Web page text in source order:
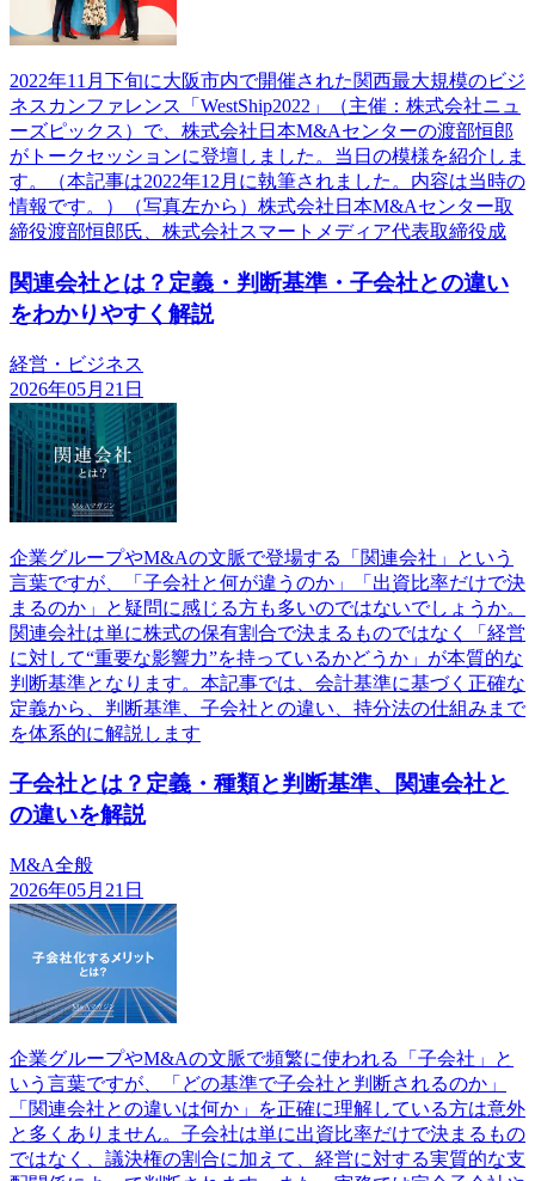
2022年11月下旬に大阪市内で開催された関西最大規模のビジ
ネスカンファレンス「WestShip2022」（主催：株式会社ニュ
ーズピックス）で、株式会社日本M&Aセンターの渡部恒郎
がトークセッションに登壇しました。当日の模様を紹介しま
す。（本記事は2022年12月に執筆されました。内容は当時の
情報です。）（写真左から）株式会社日本M&Aセンター取
締役渡部恒郎氏、株式会社スマートメディア代表取締役成
関連会社とは？定義・判断基準・子会社との違い
をわかりやすく解説
経営・ビジネス
2026年05月21日
企業グループやM&Aの文脈で登場する「関連会社」という
言葉ですが、「子会社と何が違うのか」「出資比率だけで決
まるのか」と疑問に感じる方も多いのではないでしょうか。
関連会社は単に株式の保有割合で決まるものではなく「経営
に対して“重要な影響力”を持っているかどうか」が本質的な
判断基準となります。本記事では、会計基準に基づく正確な
定義から、判断基準、子会社との違い、持分法の仕組みまで
を体系的に解説します
子会社とは？定義・種類と判断基準、関連会社と
の違いを解説
M&A全般
2026年05月21日
企業グループやM&Aの文脈で頻繁に使われる「子会社」と
いう言葉ですが、「どの基準で子会社と判断されるのか」
「関連会社との違いは何か」を正確に理解している方は意外
と多くありません。子会社は単に出資比率だけで決まるもの
ではなく、議決権の割合に加えて、経営に対する実質的な支